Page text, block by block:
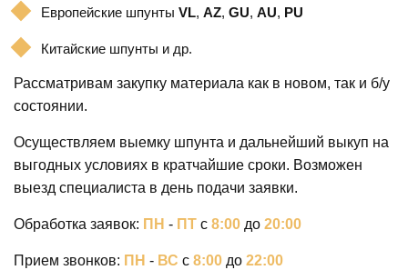
Европейские шпунты VL, AZ, GU, AU, PU
Китайские шпунты и др.
Рассматривам закупку материала как в новом, так и б/у
состоянии.
Осуществляем выемку шпунта и дальнейший выкуп на
выгодных условиях в кратчайшие сроки. Возможен
выезд специалиста в день подачи заявки.
Обработка заявок: ПН - ПТ с 8:00 до 20:00
Прием звонков: ПН - ВС с 8:00 до 22:00